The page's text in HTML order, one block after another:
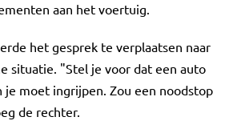
aan het voertuig.
het gesprek te verplaatsen naar
situatie. "Stel je voor dat een auto
moet ingrijpen. Zou een noodstop
de rechter.